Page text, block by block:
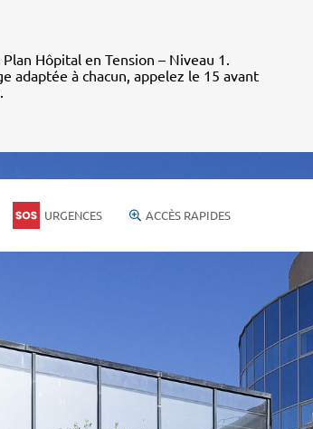
Hôpital en Tension – Niveau 1.
adaptée à chacun, appelez le 15 avant
URGENCES ACCÈS RAPIDES